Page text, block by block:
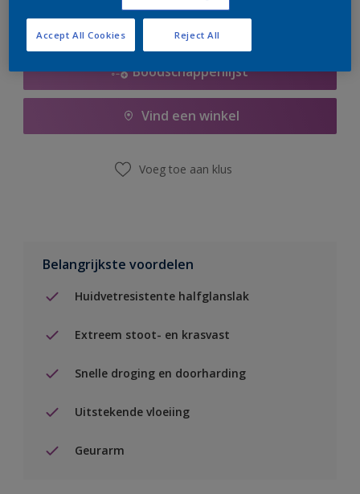
Boodschappenlijst
Vind een winkel
Voeg toe aan klus
Belangrijkste voordelen
Huidvetresistente halfglanslak
Extreem stoot- en krasvast
Snelle droging en doorharding
Uitstekende vloeiing
Geurarm
Reject All
Accept All Cookies